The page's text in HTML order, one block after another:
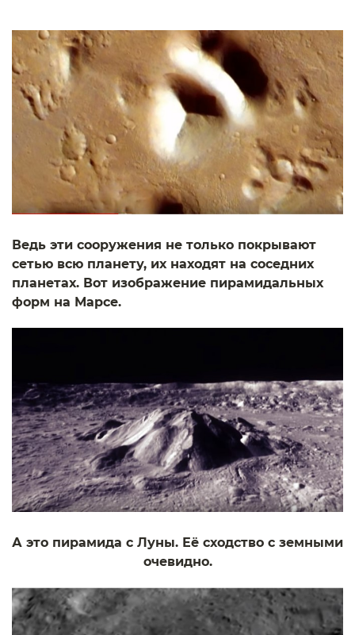
Ведь эти сооружения не только покрывают
сетью всю планету, их находят на соседних
планетах. Вот изображение пирамидальных
форм на Марсе.
А это пирамида с Луны. Её сходство с земными
очевидно.